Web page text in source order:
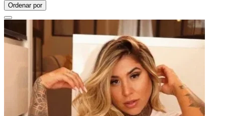
Ordenar por